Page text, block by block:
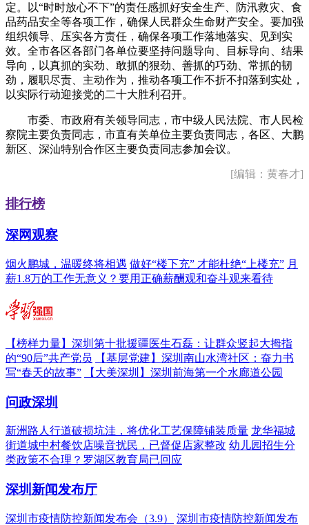
定。以“时时放心不下”的责任感抓好安全生产、防汛救灾、食
品药品安全等各项工作，确保人民群众生命财产安全。要加强
组织领导、压实各方责任，确保各项工作落地落实、见到实
效。全市各区各部门各单位要坚持问题导向、目标导向、结果
导向，以真抓的实劲、敢抓的狠劲、善抓的巧劲、常抓的韧
劲，履职尽责、主动作为，推动各项工作不折不扣落到实处，
以实际行动迎接党的二十大胜利召开。
市委、市政府有关领导同志，市中级人民法院、市人民检
察院主要负责同志，市直有关单位主要负责同志，各区、大鹏
新区、深汕特别合作区主要负责同志参加会议。
[编辑：黄春才]
排行榜
深网观察
烟火鹏城，温暖终将相遇 做好“楼下充” 才能杜绝“上楼充” 月
薪1.8万的工作无意义？要用正确薪酬观和奋斗观来看待
【榜样力量】深圳第十批援疆医生石磊：让群众竖起大拇指
的“90后”共产党员
【基层党建】深圳南山水湾社区：奋力书
写“春天的故事”
【大美深圳】深圳前海第一个水廊道公园
问政深圳
新洲路人行道破损坑洼，将优化工艺保障铺装质量 龙华福城
街道城中村餐饮店噪音扰民，已督促店家整改 幼儿园招生分
类政策不合理？罗湖区教育局已回应
深圳新闻发布厅
深圳市疫情防控新闻发布会（3.9）
深圳市疫情防控新闻发布